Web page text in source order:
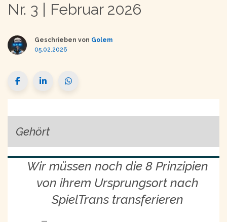
Nr. 3 | Februar 2026
Geschrieben von Golem
05.02.2026
Gehört
Wir müssen noch die 8 Prinzipien
von ihrem Ursprungsort nach
SpielTrans transferieren